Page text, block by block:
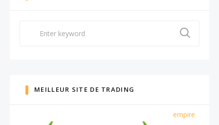
MEILLEUR SITE DE TRADING
empire